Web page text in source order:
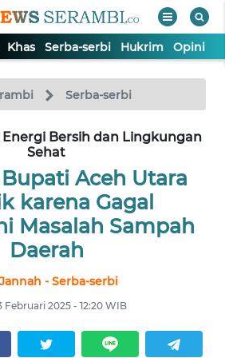
Khas Serba-serbi Hukrim Opini
Serba-serbi
Bersih dan Lingkungan
Sehat
Aceh Utara
karena Gagal
Masalah Sampah
Daerah
- Serba-serbi
Februari 2025 - 12:20 WIB